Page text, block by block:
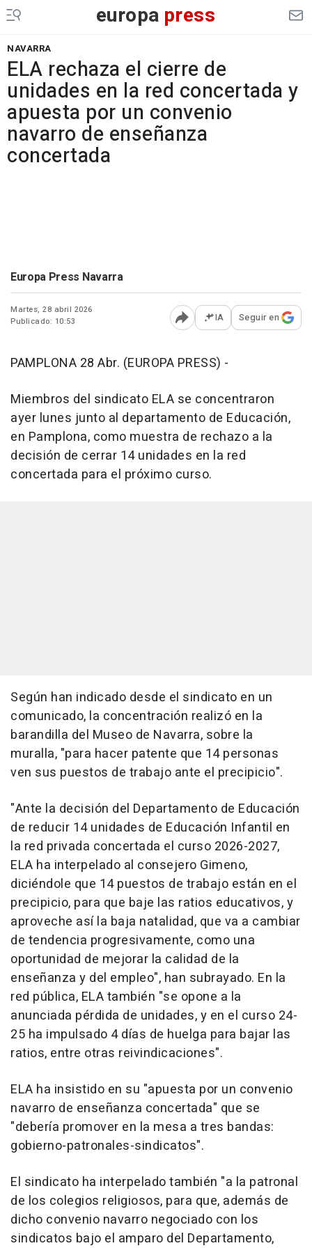
europa press
NAVARRA
ELA rechaza el cierre de
unidades en la red concertada y
apuesta por un convenio
navarro de enseñanza
concertada
Europa Press Navarra
Martes, 28 abril 2026
Publicado: 10:53
Abrir opciones para
IA Seguir en
PAMPLONA 28 Abr. (EUROPA PRESS) -
Miembros del sindicato ELA se concentraron
ayer lunes junto al departamento de Educación,
en Pamplona, como muestra de rechazo a la
decisión de cerrar 14 unidades en la red
concertada para el próximo curso.
Según han indicado desde el sindicato en un
comunicado, la concentración realizó en la
barandilla del Museo de Navarra, sobre la
muralla, "para hacer patente que 14 personas
ven sus puestos de trabajo ante el precipicio".
"Ante la decisión del Departamento de Educación
de reducir 14 unidades de Educación Infantil en
la red privada concertada el curso 2026-2027,
ELA ha interpelado al consejero Gimeno,
diciéndole que 14 puestos de trabajo están en el
precipicio, para que baje las ratios educativos, y
aproveche así la baja natalidad, que va a cambiar
de tendencia progresivamente, como una
oportunidad de mejorar la calidad de la
enseñanza y del empleo", han subrayado. En la
red pública, ELA también "se opone a la
anunciada pérdida de unidades, y en el curso 24-
25 ha impulsado 4 días de huelga para bajar las
ratios, entre otras reivindicaciones".
ELA ha insistido en su "apuesta por un convenio
navarro de enseñanza concertada" que se
"debería promover en la mesa a tres bandas:
gobierno-patronales-sindicatos".
El sindicato ha interpelado también "a la patronal
de los colegios religiosos, para que, además de
dicho convenio navarro negociado con los
sindicatos bajo el amparo del Departamento,